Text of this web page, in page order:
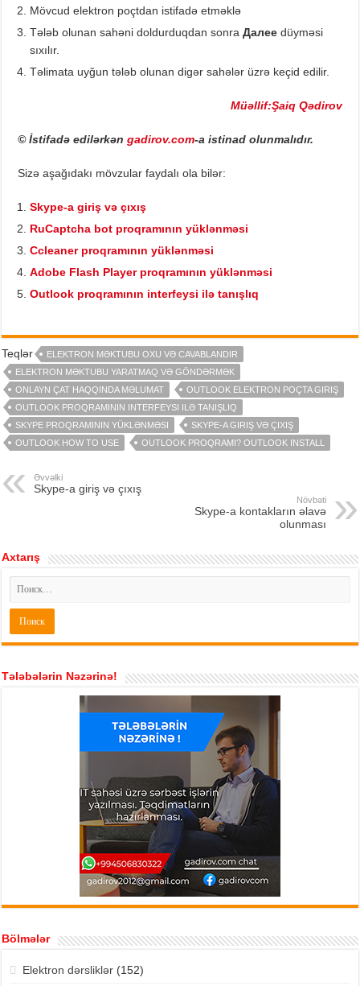
Mövcud elektron poçtdan istifadə etməklə
Tələb olunan sahəni doldurduqdan sonraДалее düyməsi
sıxılır.
Təlimata uyğun tələb olunan digər sahələr üzrə keçid edilir.
Müəllif:Şaiq Qədirov
© İstifadə edilərkəngadirov.com-a istinad olunmalıdır.
Sizə aşağıdakı mövzular faydalı ola bilər:
Skype-a giriş və çıxış
RuCaptcha bot proqramının yüklənməsi
Ccleaner proqramının yüklənməsi
Adobe Flash Player proqramının yüklənməsi
Outlook proqramının interfeysi ilə tanışlıq
Teqlər
ELEKTRON MƏKTUBU OXU VƏ CAVABLANDIR
ELEKTRON MƏKTUBU YARATMAQ VƏ GÖNDƏRMƏK
ONLAYN ÇAT HAQQINDA MƏLUMAT
OUTLOOK ELEKTRON POÇTA GIRIŞ
OUTLOOK PROQRAMININ INTERFEYSI ILƏ TANIŞLIQ
SKYPE PROQRAMININ YÜKLƏNMƏSI
SKYPE-A GIRIŞ VƏ ÇIXIŞ
OUTLOOK HOW TO USE
OUTLOOK PROQRAMI? OUTLOOK INSTALL
Əvvəlki
Skype-a giriş və çıxış
Növbəti
Skype-a kontakların əlavə
olunması
Axtarış
Tələbələrin Nəzərinə!
Bölmələr
Elektron dərsliklər(152)